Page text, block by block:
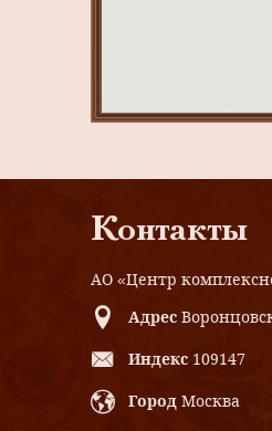
Контакты
АО «Центр
Адрес
Индекс 109147
Город Москва